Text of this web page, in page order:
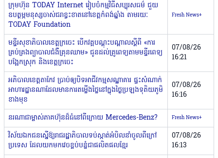
ក្រុមហ៊ុន TODAY Internet រៀបចំកម្មវិធីសប្បុរសធម៌ ជួយ
ឧបត្ថម្ភមនុស្សចាស់ជរាខ្វះខាតនៅខេត្តកំពង់ឆ្នាំង តាមរយៈ
TODAY Foundation
Fresh News+
មន្ទីរសុខាភិបាលខេត្តក្រចេះ បើកវគ្គបណ្តុះបណ្តាលស្តីពី «ការ
គ្រប់គ្រងព្យាបាលជំងឺគ្រុនឈាម» ជូនដល់គ្រូពេទ្យតាមមន្ទីរពេទ្យ
បង្អែកស្រុក និងខេត្តក្រចេះ
07/08/26
16:21
អភិបាលខេត្តតាកែវ ប្រាប់ឲ្យបិទអាជីវកម្មសណ្ឋាគារ ផ្ទះសំណាក់
អាហារដ្ឋានណាដែលមានការតម្លើងថ្លៃនៅក្នុងថ្ងៃប្រឡងទុតិយភូមិ
ខាងមុខ
07/08/26
16:16
នរណាជាម្ចាស់ភាគហ៊ុនដ៏ធំនៅពីក្រោយ Mercedes-Benz? Fresh News+
វិស័យឯកជនស្នើឱ្យរាជរដ្ឋាភិបាល​ទប់ស្កាត់​​អំបិលនាំចូលពីក្រៅ
ប្រទេស​ ដែលយកមកវេចខ្ចប់បន្លំជាផលិតផលខ្មែរ
07/08/26
16:13